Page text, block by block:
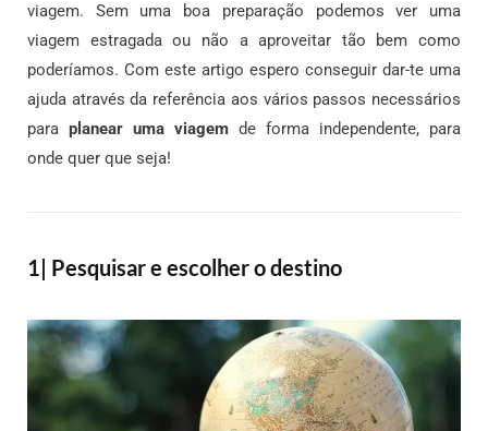
viagem. Sem uma boa preparação podemos ver uma
viagem estragada ou não a aproveitar tão bem como
poderíamos. Com este artigo espero conseguir dar-te uma
ajuda através da referência aos vários passos necessários
para planear uma viagem de forma independente, para
onde quer que seja!
1| Pesquisar e escolher o destino